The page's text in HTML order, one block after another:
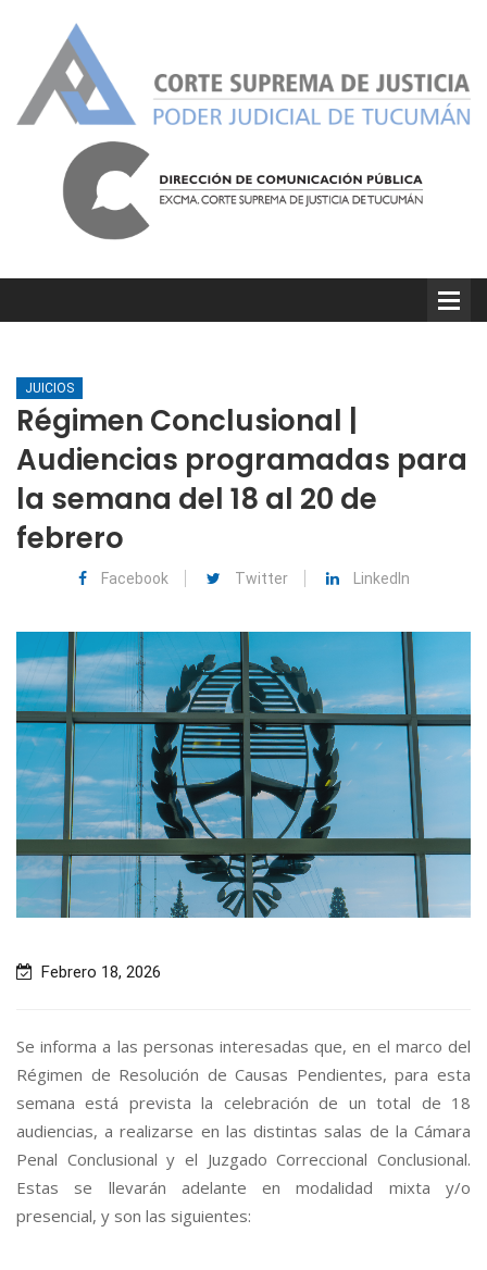
JUICIOS
Régimen Conclusional |
Audiencias programadas para
la semana del 18 al 20 de
febrero
Facebook Twitter LinkedIn
Febrero 18, 2026
Se informa a las personas interesadas que, en el marco del
Régimen de Resolución de Causas Pendientes, para esta
semana está prevista la celebración de un total de 18
audiencias, a realizarse en las distintas salas de la Cámara
Penal Conclusional y el Juzgado Correccional Conclusional.
Estas se llevarán adelante en modalidad mixta y/o
presencial, y son las siguientes: